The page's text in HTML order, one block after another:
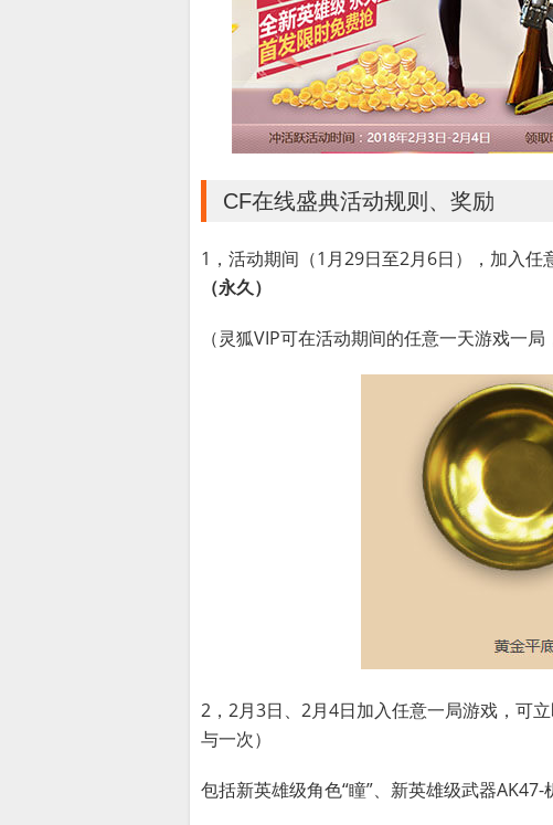
CF在线盛典活动规则、奖励
1，活动期间（1月29日至2月6日），加入任
（永久）
（灵狐VIP可在活动期间的任意一天游戏一局
2，2月3日、2月4日加入任意一局游戏，可
与一次）
包括新英雄级角色“瞳”、新英雄级武器AK47-